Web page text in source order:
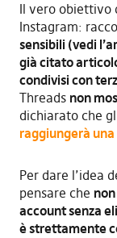
Il vero obiettivo
Instagram:
sensibili (vedi
già citato
condivisi con
Threads non
dichiarato che
raggiungerà
Per dare l’idea
pensare che
account senza
è strettamente